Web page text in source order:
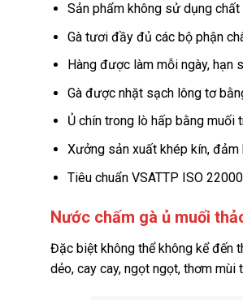
Sản phẩm không sử dụng
Gà tươi đầy đủ các bộ phận
Hàng được làm mỗi ngày, hạn
Gà được nhặt sạch lông tơ
Ủ chín trong lò hấp bằng
Xưởng sản xuất khép kín, đảm
Tiêu chuẩn VSATTP ISO
Nước chấm gà ủ muối
Đặc biệt không thể không kể đến
dẻo, cay cay, ngọt ngọt, thơm